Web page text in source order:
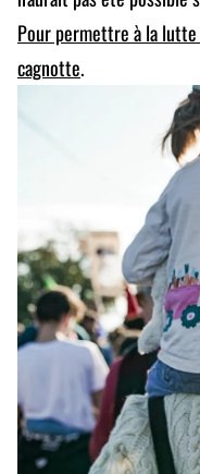
Pour permettre à la
cagnotte.